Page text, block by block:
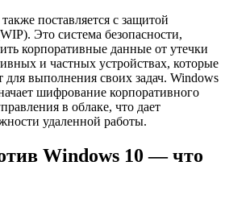
поставляется с защитой
Это система безопасности,
корпоративные данные от утечки
и частных устройствах, которые
для выполнения своих задач. Windows
шифрование корпоративного
в облаке, что дает
удаленной работы.
Windows 10 — что